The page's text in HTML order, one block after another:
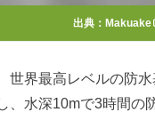
出典：Makuake
世界最高レベルの防
、水深10mで3時間の